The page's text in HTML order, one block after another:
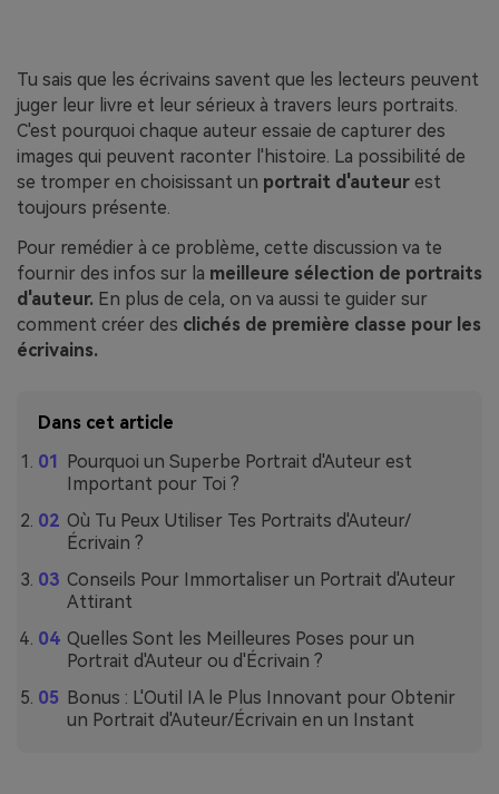
Tu sais que les écrivains savent que les lecteurs peuvent
juger leur livre et leur sérieux à travers leurs portraits.
C'est pourquoi chaque auteur essaie de capturer des
images qui peuvent raconter l'histoire. La possibilité de
se tromper en choisissant un portrait d'auteur est
toujours présente.
Pour remédier à ce problème, cette discussion va te
fournir des infos sur la meilleure sélection de portraits
d'auteur. En plus de cela, on va aussi te guider sur
comment créer des clichés de première classe pour les
écrivains.
Dans cet article
Pourquoi un Superbe Portrait d'Auteur est
Important pour Toi ?
Où Tu Peux Utiliser Tes Portraits d'Auteur/
Écrivain ?
Conseils Pour Immortaliser un Portrait d'Auteur
Attirant
Quelles Sont les Meilleures Poses pour un
Portrait d'Auteur ou d'Écrivain ?
Bonus : L'Outil IA le Plus Innovant pour Obtenir
un Portrait d'Auteur/Écrivain en un Instant